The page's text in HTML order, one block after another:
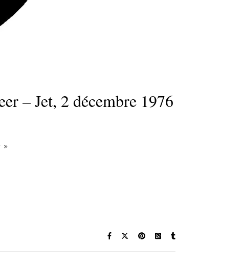
– Jet, 2 décembre 1976
»